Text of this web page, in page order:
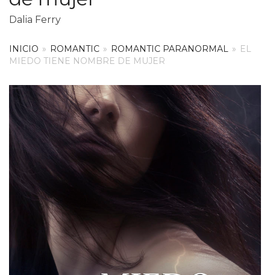
Dalia Ferry
INICIO » ROMANTIC » ROMANTIC PARANORMAL » EL
MIEDO TIENE NOMBRE DE MUJER
+